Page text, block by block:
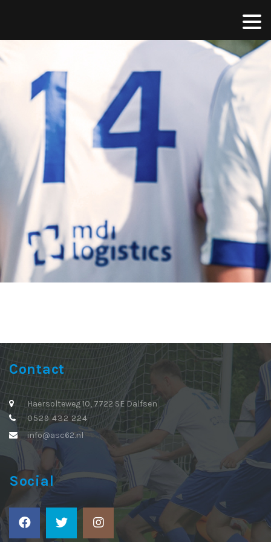
Contact
Haersolteweg 10, 7722 SE Dalfsen
0529 432 224
info@asc62.nl
Social